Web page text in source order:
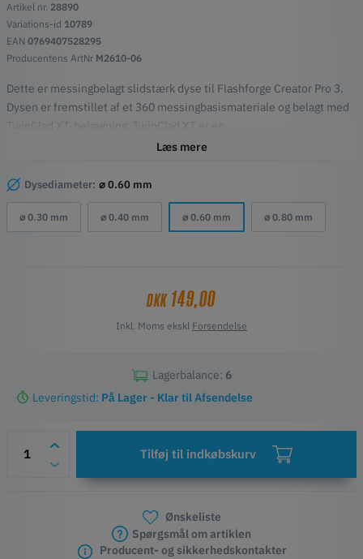
Artikel nr. 28890
Variations-id 10789
EAN 0769407528295
Producentens ArtNr M2610-06
Dette er messingbelagt slidstærk dyse til Flashforge Creator Pro 3.
Dysen er fremstillet af et 360 messingbasismateriale og belagt med
TwinClad XT-belægning. TwinClad XT er en
nikkelkompositbelægning, der er designet til meget lav friktion. Det
PTFE co-deposit. TwinClad XT-belægningen er også meget hård og
slidstærk. Hvis du arbejder med slibende kulfiber, rustfrit stål,
træfyldte eller andre metalfyldte filamenter, vil dette i høj grad
FlashForge Guider 3 Plus
Læs mere
Dysediameter: ⌀ 0.60 mm
⌀ 0.30 mm ⌀ 0.40 mm ⌀ 0.60 mm ⌀ 0.80 mm
DKK149,00
Inkl. Moms ekskl Forsendelse
Lagerbalance: 6
Leveringstid: På Lager - Klar til Afsendelse
Tilføj til indkøbskurv
Ønskeliste
Spørgsmål om artiklen
Producent- og sikkerhedskontakter